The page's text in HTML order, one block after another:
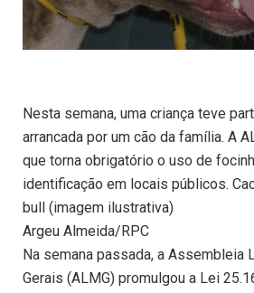
Nesta semana, uma criança teve
arrancada por um cão da família. A
que torna obrigatório o uso de
identificação em locais públicos.
bull (imagem ilustrativa)
Argeu Almeida/RPC
Na semana passada, a Assembleia
Gerais (ALMG) promulgou a Lei